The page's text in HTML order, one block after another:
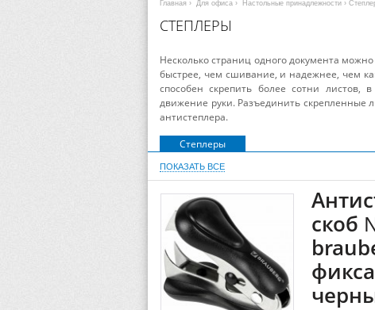
Главная › Для офиса › Настольные принадлежности ›
СТЕПЛЕРЫ
Несколько страниц одного документа
быстрее, чем сшивание, и надежнее, чем
способен скрепить более сотни
движение руки. Разъединить скрепленные
антистеплера.
Степлеры
ПОКАЗАТЬ ВСЕ
скоб